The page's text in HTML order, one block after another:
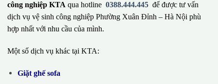
công nghiệp KTA qua hotline 0388.444.445 để được tư vấn
dịch vụ vệ sinh công nghiệp Phường Xuân Đỉnh – Hà Nội phù
hợp nhất với nhu cầu của mình.
Một số dịch vụ khác tại KTA:
Giặt ghế sofa